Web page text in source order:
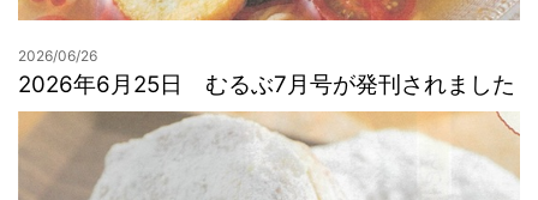
2026/06/26
2026年6月25日 むるぶ7月号が発刊されました